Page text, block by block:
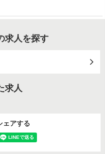
求人を探す
求人
ェアする